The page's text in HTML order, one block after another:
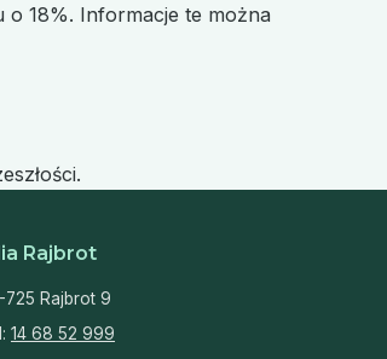
o 18%. Informacje te można
Rajbrot
725 Rajbrot 9
14 68 52 999